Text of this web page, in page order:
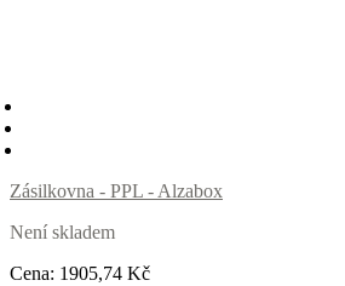
Zásilkovna - PPL - Alzabox
Není skladem
Cena: 1905,74 Kč